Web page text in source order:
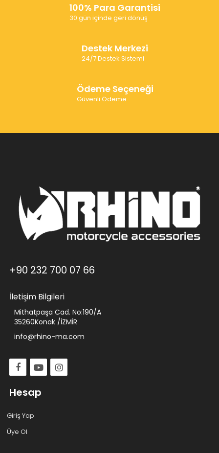
100% Para Garantisi
30 gün içinde geri dönüş
Destek Merkezi
24/7 Destek Sistemi
Ödeme Seçeneği
Güvenli Ödeme
+90 232 700 07 66
İletişim Bilgileri
Mithatpaşa Cad. No:190/A
35260Konak /İZMİR
info@rhino-ma.com
Hesap
Giriş Yap
Üye Ol